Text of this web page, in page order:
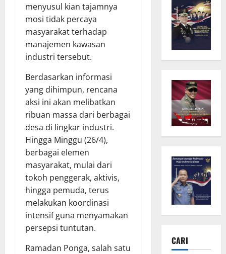
menyusul kian tajamnya
mosi tidak percaya
masyarakat terhadap
manajemen kawasan
industri tersebut.
Berdasarkan informasi
yang dihimpun, rencana
aksi ini akan melibatkan
ribuan massa dari berbagai
desa di lingkar industri.
Hingga Minggu (26/4),
berbagai elemen
masyarakat, mulai dari
tokoh penggerak, aktivis,
hingga pemuda, terus
melakukan koordinasi
intensif guna menyamakan
persepsi tuntutan.
Ramadan Ponga, salah satu
CARI